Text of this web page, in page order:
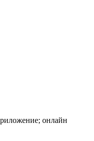
онлайн